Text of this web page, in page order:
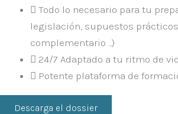
Todo lo necesario para tu
legislación, supuestos
complementario ...)
24/7 Adaptado a tu ritmo de
Potente plataforma de
Descarga el dossier